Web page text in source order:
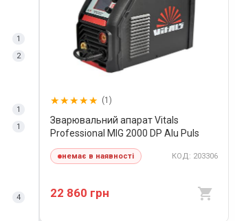
1
2
1
1
4
(1)
Зварювальний апарат Vitals
Professional MIG 2000 DP Alu Puls
немає в наявності КОД: 203306
22 860 грн